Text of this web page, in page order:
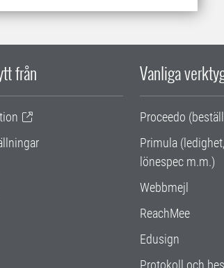
från Vanliga
Proceedo
Primula
lönespec m.m.)
Webbmejl
ReachMee
Edusign
Protokoll och